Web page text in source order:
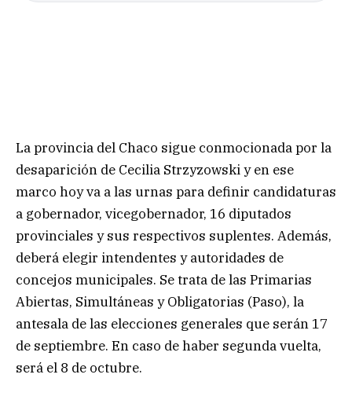
La provincia del Chaco sigue conmocionada por la
desaparición de Cecilia Strzyzowski y en ese
marco hoy va a las urnas para definir candidaturas
a gobernador, vicegobernador, 16 diputados
provinciales y sus respectivos suplentes. Además,
deberá elegir intendentes y autoridades de
concejos municipales. Se trata de las Primarias
Abiertas, Simultáneas y Obligatorias (Paso), la
antesala de las elecciones generales que serán 17
de septiembre. En caso de haber segunda vuelta,
será el 8 de octubre.